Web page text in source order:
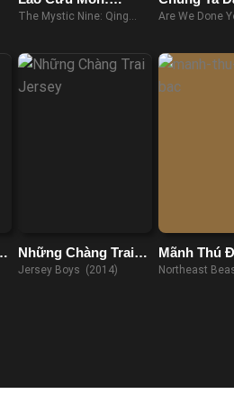
Thanh Sơn Hải
The Mystic Nine: Qing
Chưa
Are We Done
Những Chàng Trai
Jersey
Jersey Boys (2014)
Mãnh Thú
Northeast